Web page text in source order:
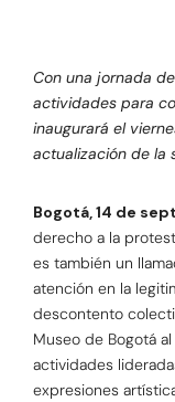
Con una jornada
actividades para
inaugurará el
actualización de la
Bogotá, 14 de
derecho a la
es también un
atención en la
descontento
Museo de Bogotá
actividades
expresiones